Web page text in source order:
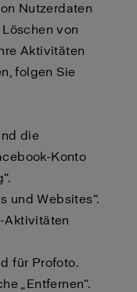
Nutzerdaten
von
Aktivitäten
folgen Sie
die
Konto
und Websites“.
Aktivitäten
für Profoto.
„Entfernen“.